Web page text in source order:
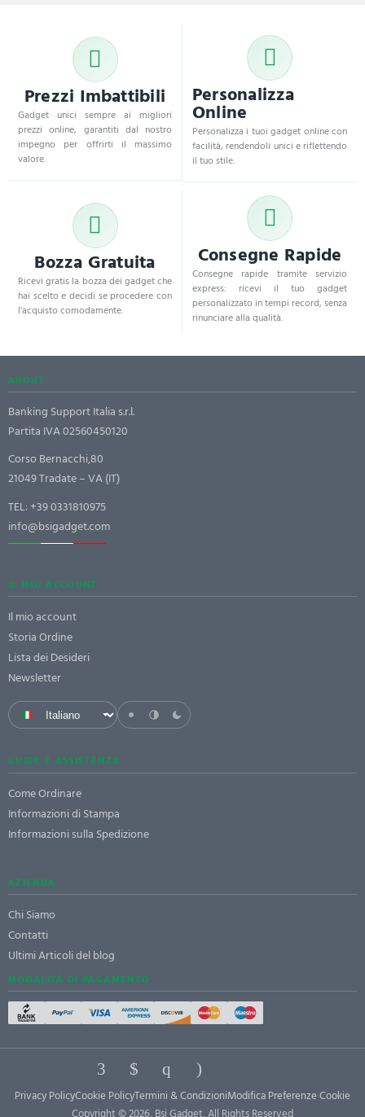
Prezzi Imbattibili
Gadget unici sempre ai migliori
prezzi online, garantiti dal nostro
impegno per offrirti il massimo
valore.
Personalizza
Online
Personalizza i tuoi gadget online con
facilità, rendendoli unici e riflettendo
il tuo stile.
Bozza Gratuita
Ricevi gratis la bozza dei gadget che
hai scelto e decidi se procedere con
l'acquisto comodamente.
Consegne Rapide
Consegne rapide tramite servizio
express: ricevi il tuo gadget
personalizzato in tempi record, senza
rinunciare alla qualità.
ABOUT
Banking Support Italia s.r.l.
Partita IVA 02560450120
Corso Bernacchi,80
21049 Tradate – VA (IT)
TEL:+39 0331810975
info@bsigadget.com
IL MIO ACCOUNT
Il mio account
Storia Ordine
Lista dei Desideri
Newsletter
GUIDE E ASSISTENZA
Come Ordinare
Informazioni di Stampa
Informazioni sulla Spedizione
AZIENDA
Chi Siamo
Contatti
Ultimi Articoli del blog
MODALITÀ DI PAGAMENTO
Privacy PolicyCookie PolicyTermini & CondizioniModifica Preferenze Cookie